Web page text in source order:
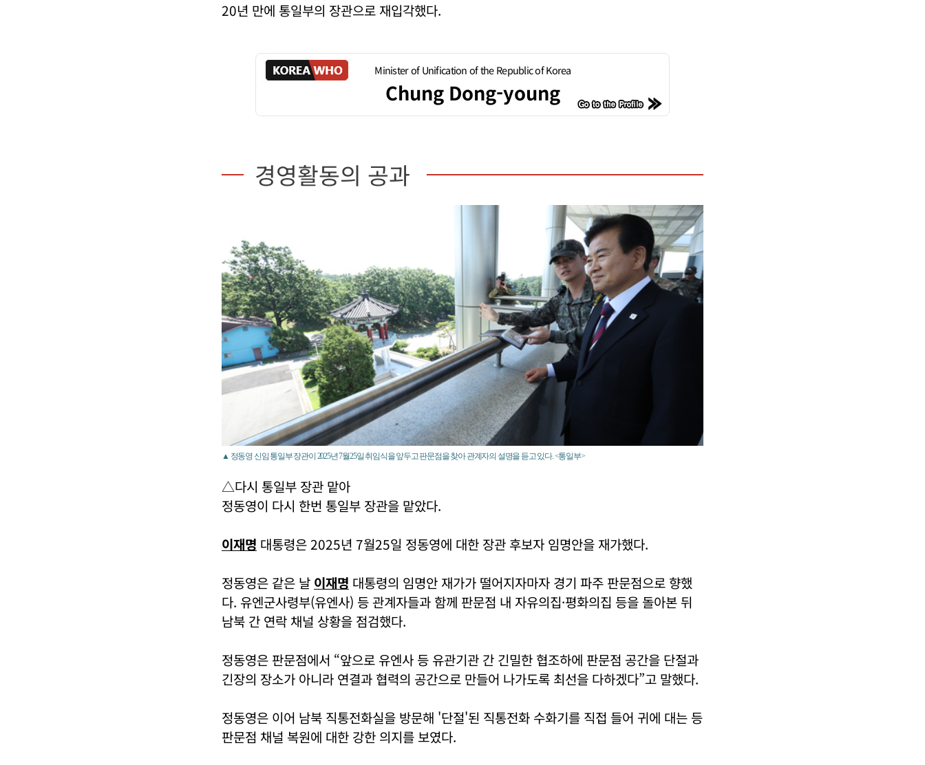
20년 만에 통일부의 장관으로 재입각했다.
Minister of Unification of the Republic of Korea
Chung Dong-young
경영활동의 공과
▲ 정동영 신임 통일부 장관이 2025년 7월25일 취임식을 앞두고 판문점을 찾아 관계자의 설명을 듣고 있다. <통일부>
△다시 통일부 장관 맡아
정동영이 다시 한번 통일부 장관을 맡았다.
이재명 대통령은 2025년 7월25일 정동영에 대한 장관 후보자 임명안을 재가했다.
정동영은 같은 날 이재명 대통령의 임명안 재가가 떨어지자마자 경기 파주 판문점으로 향했
다. 유엔군사령부(유엔사) 등 관계자들과 함께 판문점 내 자유의집·평화의집 등을 돌아본 뒤
남북 간 연락 채널 상황을 점검했다.
정동영은 판문점에서 “앞으로 유엔사 등 유관기관 간 긴밀한 협조하에 판문점 공간을 단절과
긴장의 장소가 아니라 연결과 협력의 공간으로 만들어 나가도록 최선을 다하겠다”고 말했다.
정동영은 이어 남북 직통전화실을 방문해 '단절'된 직통전화 수화기를 직접 들어 귀에 대는 등
판문점 채널 복원에 대한 강한 의지를 보였다.